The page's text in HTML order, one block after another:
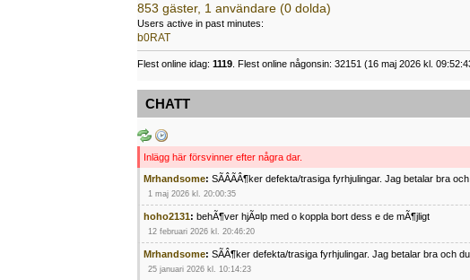
853 gäster, 1 användare (0 dolda)
Users active in past minutes:
b0RAT
Flest online idag: 1119 . Flest online någonsin: 32151 (16 maj 2026 kl.
CHATT
Inlägg här försvinner efter några dar.
Mrhandsome: SÃÂÃÂ¶ker defekta/trasiga fyrhjulingar. Jag betalar bra
1 maj 2026 kl. 20:00:35
hoho2131: behÃ¶ver hjÃ¤lp med o koppla bort dess e de mÃ¶jligt
12 februari 2026 kl. 20:46:20
Mrhandsome: SÃÂ¶ker defekta/trasiga fyrhjulingar. Jag betalar bra och
25 januari 2026 kl. 10:14:23